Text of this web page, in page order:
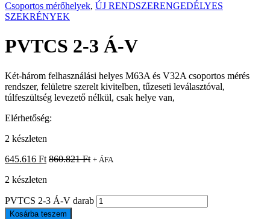
Csoportos mérőhelyek, ÚJ RENDSZERENGEDÉLYES
SZEKRÉNYEK
PVTCS 2-3 Á-V
Két-három felhasználási helyes M63A és V32A csoportos mérés
rendszer, felületre szerelt kivitelben, tűzeseti leválasztóval,
túlfeszültség levezető nélkül, csak helye van,
Elérhetőség:
2 készleten
645.616 Ft 860.821Ft + ÁFA
2 készleten
PVTCS 2-3 Á-V darab
Kosárba teszem